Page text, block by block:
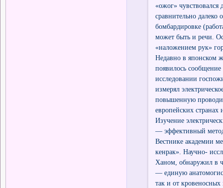
«ожог» чувствовался
сравнительно
бомбардировке
может быть и речи.
«наложением рук»
Недавно в японском
появилось
исследовании
измерял
повышенную
европейских
Изучение
— эффективный
Вестнике академии
кенрак». Научно-
Ханом, обнаружил в
— единую
так и от